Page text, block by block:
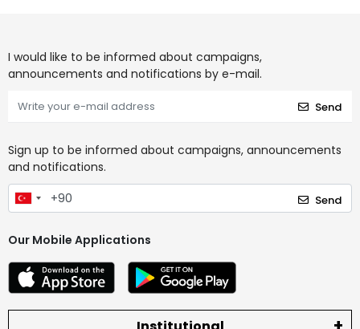
I would like to be informed about campaigns,
announcements and notifications by e-mail.
Send
Sign up to be informed about campaigns, announcements
and notifications.
Send
Our Mobile Applications